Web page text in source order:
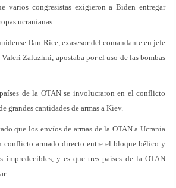
varios congresistas exigieron a Biden entregar
ucranianas.
Dan Rice, exasesor del comandante en jefe
Valeri Zaluzhni, apostaba por el uso de las bombas
de la OTAN se involucraron en el conflicto
grandes cantidades de armas a Kiev.
que los envíos de armas de la OTAN a Ucrania
conflicto armado directo entre el bloque bélico y
impredecibles, y es que tres países de la OTAN